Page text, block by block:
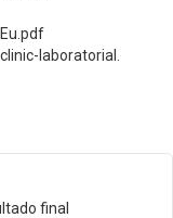
laboratorial.
final